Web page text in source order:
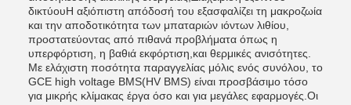
δικτύουΗ αξιόπιστη απόδοσή του εξασφαλίζει τη μακροζωία
και την αποδοτικότητα των μπαταριών ιόντων λιθίου,
προστατεύοντας από πιθανά προβλήματα όπως η
υπερφόρτιση, η βαθιά εκφόρτιση,και θερμικές ανισότητες.
Με ελάχιστη ποσότητα παραγγελίας μόλις ενός συνόλου, το
GCE high voltage BMS(HV BMS) είναι προσβάσιμο τόσο
για μικρής κλίμακας έργα όσο και για μεγάλες εφαρμογές.Οι